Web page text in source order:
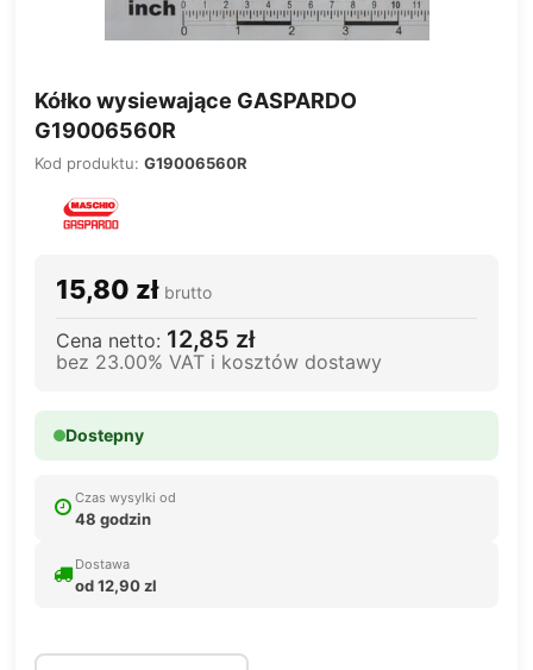
Kółko wysiewające GASPARDO
G19006560R
Kod produktu: G19006560R
15,80 zł brutto
Cena netto: 12,85 zł
bez 23.00% VAT i kosztów dostawy
Dostepny
Czas wysylki od
48 godzin
Dostawa
od 12,90 zl